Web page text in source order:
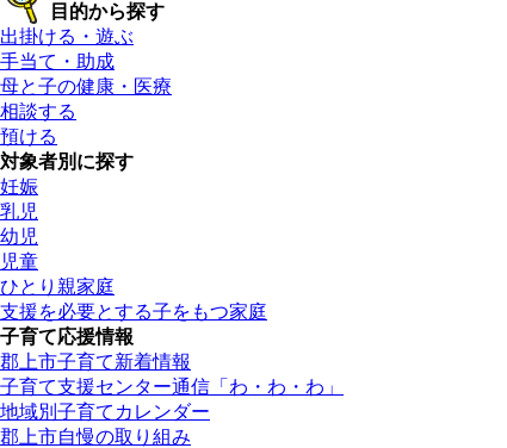
目的から探す
出掛ける・遊ぶ
手当て・助成
母と子の健康・医療
相談する
預ける
対象者別に探す
妊娠
乳児
幼児
児童
ひとり親家庭
支援を必要とする子をもつ家庭
子育て応援情報
郡上市子育て新着情報
子育て支援センター通信「わ・わ・わ」
地域別子育てカレンダー
郡上市自慢の取り組み